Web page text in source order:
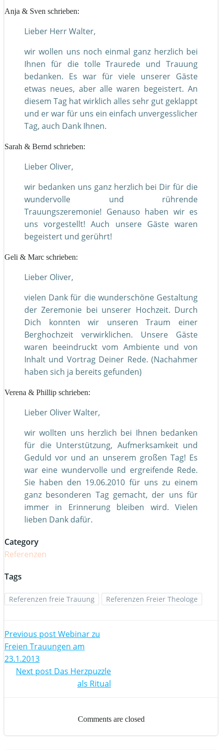
Anja & Sven schrieben:
Lieber Herr Walter,
wir wollen uns noch einmal ganz herzlich bei
Ihnen für die tolle Traurede und Trauung
bedanken. Es war für viele unserer Gäste
etwas neues, aber alle waren begeistert. An
diesem Tag hat wirklich alles sehr gut geklappt
und er war für uns ein einfach unvergesslicher
Tag, auch Dank Ihnen.
Sarah & Bernd schrieben:
Lieber Oliver,
wir bedanken uns ganz herzlich bei Dir für die
wundervolle und rührende
Trauungszeremonie! Genauso haben wir es
uns vorgestellt! Auch unsere Gäste waren
begeistert und gerührt!
Geli & Marc schrieben:
Lieber Oliver,
vielen Dank für die wunderschöne Gestaltung
der Zeremonie bei unserer Hochzeit. Durch
Dich konnten wir unseren Traum einer
Berghochzeit verwirklichen. Unsere Gäste
waren beeindruckt vom Ambiente und von
Inhalt und Vortrag Deiner Rede. (Nachahmer
haben sich ja bereits gefunden)
Verena & Phillip schrieben:
Lieber Oliver Walter,
wir wollten uns herzlich bei Ihnen bedanken
für die Unterstützung, Aufmerksamkeit und
Geduld vor und an unserem großen Tag! Es
war eine wundervolle und ergreifende Rede.
Sie haben den 19.06.2010 für uns zu einem
ganz besonderen Tag gemacht, der uns für
immer in Erinnerung bleiben wird. Vielen
lieben Dank dafür.
Category
Referenzen
Tags
Referenzen freie Trauung Referenzen Freier Theologe
Previous postWebinar zu
Freien Trauungen am
23.1.2013
Next post Das Herzpuzzle
als Ritual
Comments are closed